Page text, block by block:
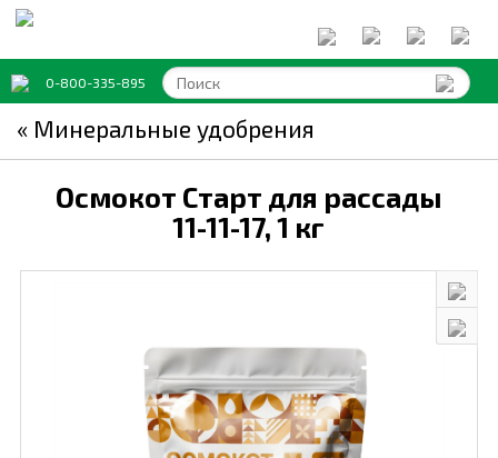
0-800-335-895
« Минеральные удобрения
Осмокот Старт для рассады
11-11-17,1 кг